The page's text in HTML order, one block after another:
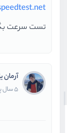
تست سرعت
5 سال پیش